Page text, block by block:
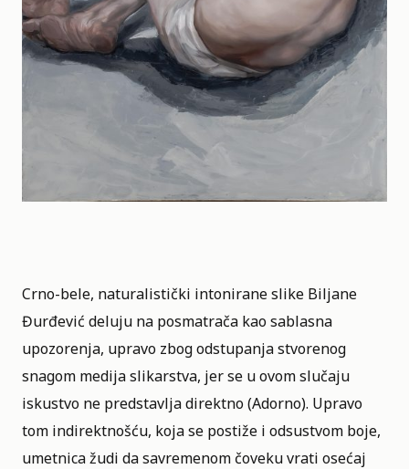
Crno-bele, naturalistički intonirane slike Biljane
Đurđević deluju na posmatrača kao sablasna
upozorenja, upravo zbog odstupanja stvorenog
snagom medija slikarstva, jer se u ovom slučaju
iskustvo ne predstavlja direktno (Adorno). Upravo
tom indirektnošću, koja se postiže i odsustvom boje,
umetnica žudi da savremenom čoveku vrati osećaj